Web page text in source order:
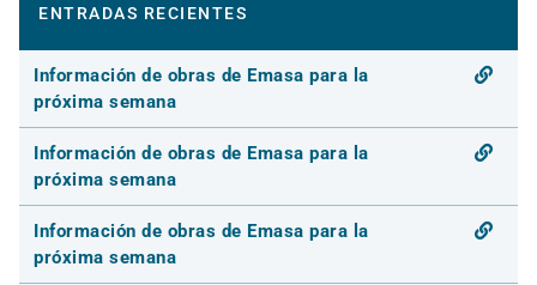
ENTRADAS RECIENTES
Información de obras de Emasa para la
próxima semana
Información de obras de Emasa para la
próxima semana
Información de obras de Emasa para la
próxima semana